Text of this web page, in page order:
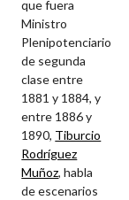
que fuera
Ministro
Plenipotenciario
de segunda
clase entre
1881 y 1884, y
entre 1886 y
1890, Tiburcio
Rodríguez
Muñoz, habla
de escenarios